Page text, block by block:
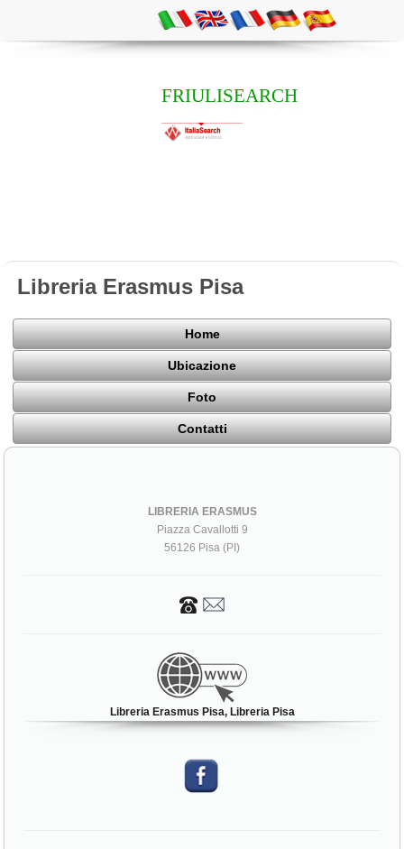
FRIULISEARCH
Libreria Erasmus Pisa
Home
Ubicazione
Foto
Contatti
LIBRERIA ERASMUS
Piazza Cavallotti 9
56126 Pisa (PI)
Libreria Erasmus Pisa, Libreria Pisa